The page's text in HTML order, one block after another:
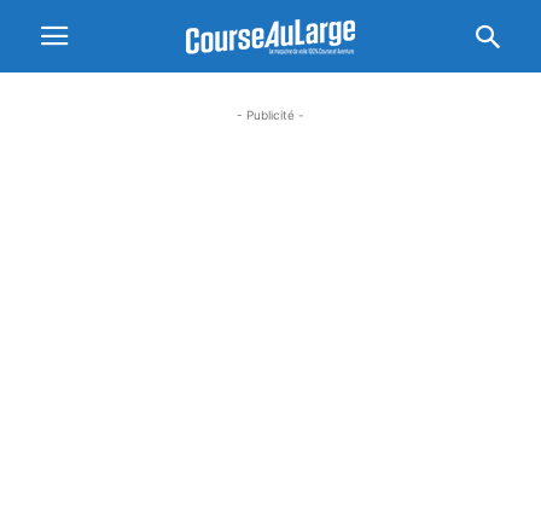
- Publicité -